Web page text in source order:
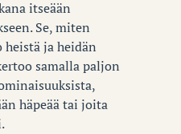
itseään
Se, miten
ja heidän
samalla paljon
häpeää tai joita